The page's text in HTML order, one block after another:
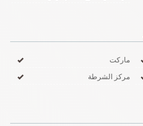
ماركت
مركز الشرطة